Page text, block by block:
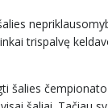
trispalvę
šalies